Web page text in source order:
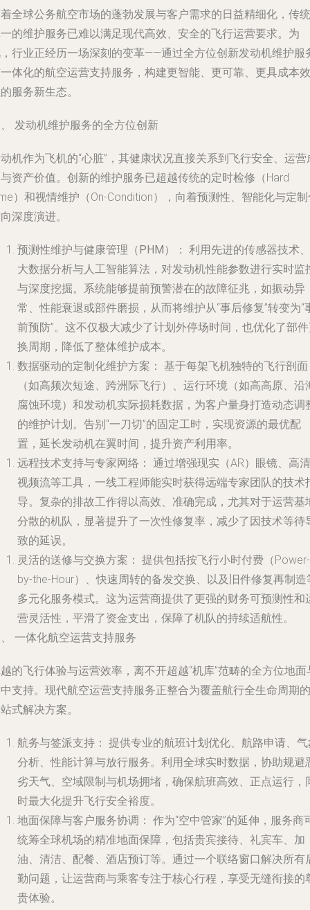
全球公务航空市场的蓬勃发展与客户需求的日益精细化，传统
的维护服务已难以满足现代高效、安全的飞行运营要求。为
行业正经历一场深刻的变革——通过全方位创新发动机维护服
体化的航空运营支持服务，构建更智能、更可靠、更具成本效
服务新生态。
发动机维护服务的全方位创新
机作为飞机的“心脏”，其健康状况直接关系到飞行安全、运营
资产价值。创新的维护服务已超越传统的定时检修（Hard
）和视情维护（On-Condition），向着预测性、智能化与定
深度演进。
预测性维护与健康管理（PHM）： 利用先进的传感器技术、
大数据分析与人工智能算法，对发动机性能参数进行实时监
与深度挖掘。系统能够提前预警潜在的故障征兆，如振动异
常、性能衰退或部件磨损，从而将维护从“事后修复”转变为“
前预防”。这不仅极大减少了计划外停场时间，也优化了部
换周期，降低了整体维护成本。
数据驱动的定制化维护方案： 基于每架飞机独特的飞行剖面
（如高频次短途、跨洲际飞行）、运行环境（如高高原、沿
腐蚀环境）和发动机实际损耗数据，为客户量身打造动态调
的维护计划。告别“一刀切”的固定工时，实现资源的最优配
置，延长发动机在翼时间，提升资产利用率。
远程技术支持与专家网络： 通过增强现实（AR）眼镜、高清
视频流等工具，一线工程师能实时获得远端专家团队的技术
导。复杂的排故工作得以高效、准确完成，尤其对于运营基
分散的机队，显著提升了一次性修复率，减少了因技术等待
致的延误。
灵活的送修与交换方案： 提供包括按飞行小时付费（Power-
by-the-Hour）、快速周转的备发交换、以及旧件修复再制造
多元化服务模式。这为运营商提供了更强的财务可预测性和
营灵活性，平滑了资金支出，保障了机队的持续适航性。
一体化航空运营支持服务
的飞行体验与运营效率，离不开超越“机库”范畴的全方位地面
支持。现代航空运营支持服务正整合为覆盖航行全生命周期的
式解决方案。
航务与签派支持： 提供专业的航班计划优化、航路申请、
分析、性能计算与放行服务。利用全球实时数据，协助规避
劣天气、空域限制与机场拥堵，确保航班高效、正点运行，
时最大化提升飞行安全裕度。
地面保障与客户服务协调： 作为“空中管家”的延伸，服务商
统筹全球机场的精准地面保障，包括贵宾接待、礼宾车、加
油、清洁、配餐、酒店预订等。通过一个联络窗口解决所有
勤问题，让运营商与乘客专注于核心行程，享受无缝衔接的
贵体验。